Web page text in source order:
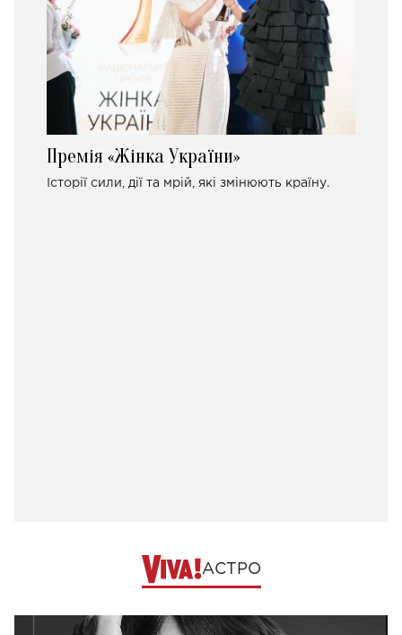
Премія «Жінка України»
Історії сили, дії та мрій, які змінюють країну.
АСТРО